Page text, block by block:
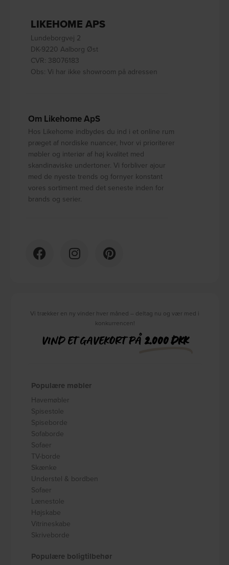
LIKEHOME APS
Lundeborgvej 2
DK-9220 Aalborg Øst
CVR: 38076183
Obs: Vi har ikke showroom på adressen
Om Likehome ApS
Hos Likehome indbydes du ind i et online rum
præget af nordiske nuancer, hvor vi prioriterer
møbler og interiør af høj kvalitet med
skandinaviske undertoner. Vi forbliver ajour
med de nyeste trends og fornyer konstant
vores sortiment med det seneste inden for
brands og serier.
Vi trækker en ny vinder hver måned – deltag nu og vær med i
konkurrencen!
VIND ET GAVEKORT PÅ2.000 DKK
Populære møbler
Havemøbler
Spisestole
Spiseborde
Sofaborde
Sofaer
TV-borde
Skænke
Understel & bordben
Sofaer
Lænestole
Højskabe
Vitrineskabe
Skriveborde
Populære boligtilbehør